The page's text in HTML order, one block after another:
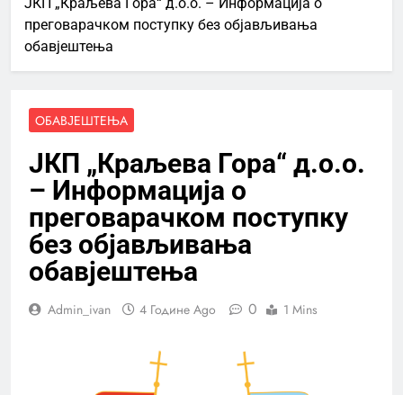
преговарачком поступку без објављивања
обавјештења
ОБАВЈЕШТЕЊА
ЈКП „Краљева Гора“ д.о.о.
– Информација о
преговарачком поступку
без објављивања
обавјештења
Admin_ivan 4 Године Ago 0 1 Mins